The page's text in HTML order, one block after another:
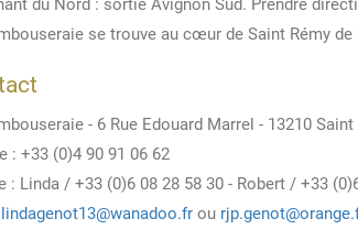
du Nord : sortie Avignon Sud. Prendre
se trouve au cœur de Saint Rémy de
- 6 Rue Edouard Marrel - 13210
: +33 (0)4 90 91 06 62
: Linda / +33 (0)6 08 28 58 30 - Robert / +33
lindagenot13@wanadoo.fr ou